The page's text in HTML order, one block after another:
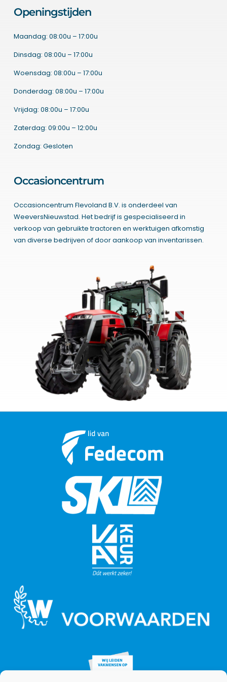
Openingstijden
Maandag: 08:00u – 17:00u
Dinsdag: 08:00u – 17:00u
Woensdag: 08:00u – 17:00u
Donderdag: 08:00u – 17:00u
Vrijdag: 08:00u – 17:00u
Zaterdag: 09:00u – 12:00u
Zondag: Gesloten
Occasioncentrum
Occasioncentrum Flevoland B.V. is onderdeel van
WeeversNieuwstad. Het bedrijf is gespecialiseerd in
verkoop van gebruikte tractoren en werktuigen afkomstig
van diverse bedrijven of door aankoop van inventarissen.